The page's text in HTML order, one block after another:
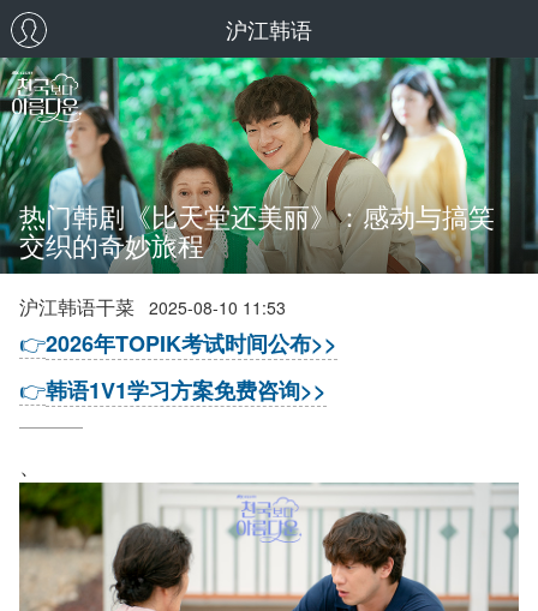
沪江韩语
热门韩剧《比天堂还美丽》：感动与搞笑
交织的奇妙旅程
沪江韩语干菜 2025-08-10 11:53
👉2026年TOPIK考试时间公布>>
👉韩语1V1学习方案免费咨询>>
、